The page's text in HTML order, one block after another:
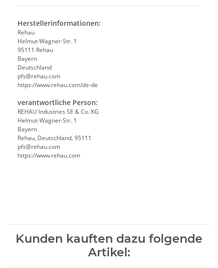
Herstellerinformationen:
Rehau
Helmut-Wagner-Str. 1
95111 Rehau
Bayern
Deutschland
pfs@rehau.com
https://www.rehau.com/de-de
verantwortliche Person:
REHAU Industries SE & Co. KG
Helmut-Wagner-Str. 1
Bayern
Rehau, Deutschland, 95111
pfs@rehau.com
https://www.rehau.com
Kunden kauften dazu folgende
Artikel: